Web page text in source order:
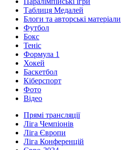
Таблиця Медалей
Блоги та авторські матеріали
Футбол
Бокс
Теніс
Формула 1
Хокей
Баскетбол
Кіберспорт
Фото
Відео
Прямі трансляції
Ліга Чемпіонів
Ліга Європи
Ліга Конференцій